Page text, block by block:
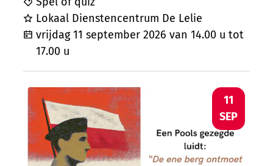
Lokaal Dienstencentrum De Lelie
vrijdag 11 september 2026 van 14.00 u tot
17.00 u
Lezing: " Terug naar Zagan"
VR
11
SEP